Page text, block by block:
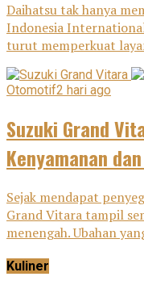
Daihatsu tak hanya
Indonesia
turut memperkuat
Otomotif2 hari ago
Suzuki Grand
Kenyamanan
Sejak mendapat
Grand Vitara tampil
menengah. Ubahan
Kuliner